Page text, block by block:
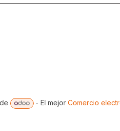
- El mejor Comercio